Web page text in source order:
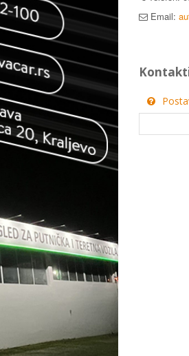
Email: